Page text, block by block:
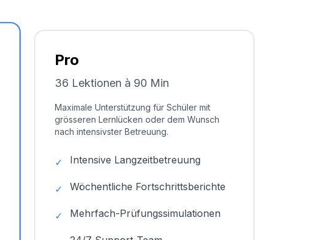
Pro
36 Lektionen à 90 Min
Maximale Unterstützung für Schüler mit
grösseren Lernlücken oder dem Wunsch
nach intensivster Betreuung.
✓ Intensive Langzeitbetreuung
✓ Wöchentliche Fortschrittsberichte
✓ Mehrfach-Prüfungssimulationen